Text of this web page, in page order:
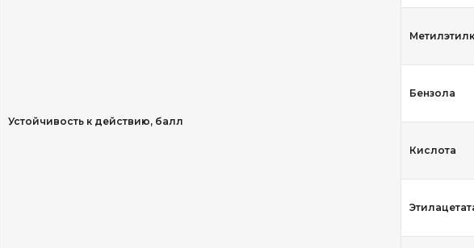
Устойчивость к действию, балл
Бензола
Кислота